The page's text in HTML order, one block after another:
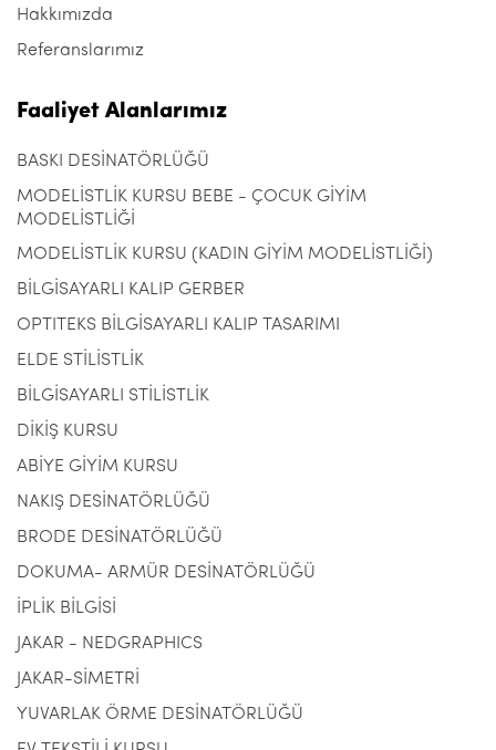
Hakkımızda
Referanslarımız
Faaliyet Alanlarımız
BASKI DESİNATÖRLÜĞÜ
MODELİSTLİK KURSU BEBE - ÇOCUK GİYİM
MODELİSTLİĞİ
MODELİSTLİK KURSU (KADIN GİYİM MODELİSTLİĞİ)
BİLGİSAYARLI KALIP GERBER
OPTITEKS BİLGİSAYARLI KALIP TASARIMI
ELDE STİLİSTLİK
BİLGİSAYARLI STİLİSTLİK
DİKİŞ KURSU
ABİYE GİYİM KURSU
NAKIŞ DESİNATÖRLÜĞÜ
BRODE DESİNATÖRLÜĞÜ
DOKUMA- ARMÜR DESİNATÖRLÜĞÜ
İPLİK BİLGİSİ
JAKAR - NEDGRAPHICS
JAKAR-SİMETRİ
YUVARLAK ÖRME DESİNATÖRLÜĞÜ